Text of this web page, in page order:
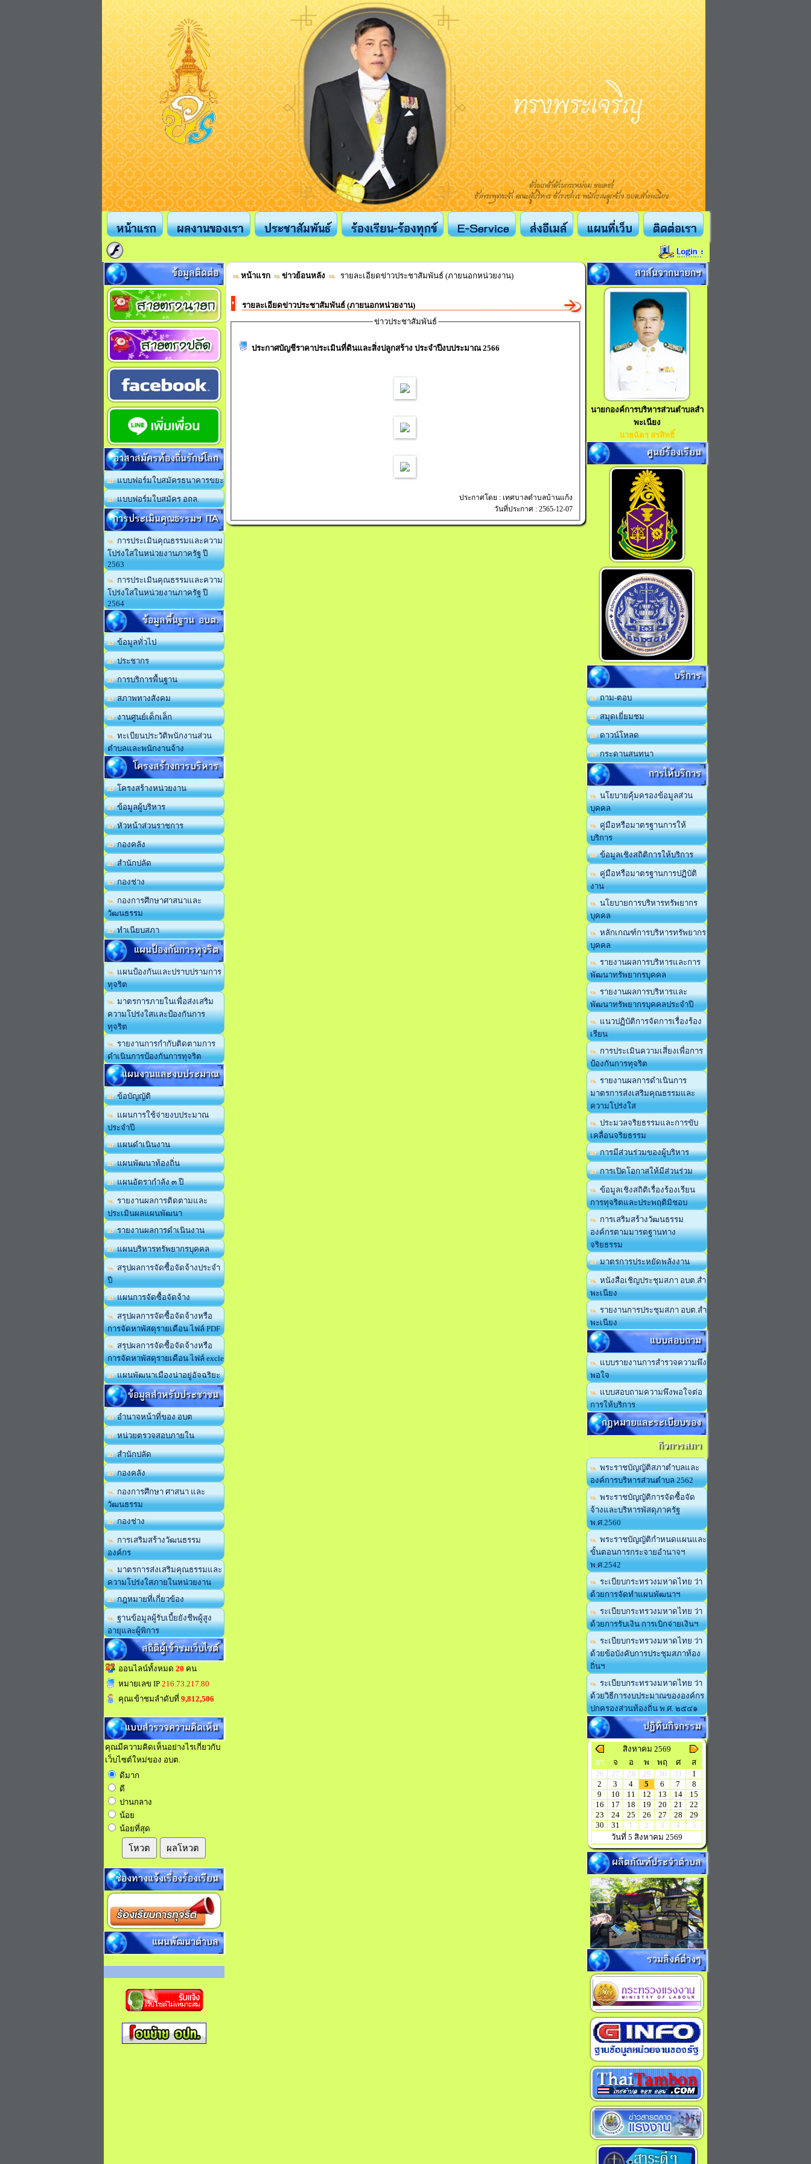
หน้าแรก ผลงานของเรา ประชาสัมพันธ์ ร้องเรียน-ร้องทุกข์ E-Service ส่งอีเมล์ แผนที่เว็บ ติดต่อเรา
ข้อมูลติดต่อ
อาสาสมัครท้องถิ่นรักษ์โลก
แบบฟอร์มใบสมัครธนาคารขยะ
แบบฟอร์มใบสมัคร อถล.
การประเมินคุณธรรมฯ ITA
การประเมินคุณธรรมและความ
โปร่งใสในหน่วยงานภาครัฐ ปี
2563
การประเมินคุณธรรมและความ
โปร่งใสในหน่วยงานภาครัฐ ปี
2564
ข้อมูลพื้นฐาน อบต.
ข้อมูลทั่วไป
ประชากร
การบริการพื้นฐาน
สภาพทางสังคม
งานศูนย์เด็กเล็ก
ทะเบียนประวัติพนักงานส่วน
ตำบลและพนักงานจ้าง
โครงสร้างการบริหาร
โครงสร้างหน่วยงาน
ข้อมูลผู้บริหาร
หัวหน้าส่วนราชการ
กองคลัง
สำนักปลัด
กองช่าง
กองการศึกษาศาสนาและ
วัฒนธรรม
ทำเนียบสภา
แผนป้องกันการทุจริต
แผนป้องกันและปราบปรามการ
ทุจริต
มาตรการภายในเพื่อส่งเสริม
ความโปร่งใสและป้องกันการ
ทุจริต
รายงานการกำกับติดตามการ
ดำเนินการป้องกันการทุจริต
แผนงานและงบประมาณ
ข้อบัญญัติ
แผนการใช้จ่ายงบประมาณ
ประจำปี
แผนดำเนินงาน
แผนพัฒนาท้องถิ่น
แผนอัตรากำลัง ๓ ปี
รายงานผลการติดตามและ
ประเมินผลแผนพัฒนา
รายงานผลการดำเนินงาน
แผนบริหารทรัพยากรบุคคล
สรุปผลการจัดซื้อจัดจ้างประจำ
ปี
แผนการจัดซื้อจัดจ้าง
สรุปผลการจัดซื้อจัดจ้างหรือ
การจัดหาพัสดุรายเดือน ไฟล์ PDF
สรุปผลการจัดซื้อจัดจ้างหรือ
การจัดหาพัสดุรายเดือน ไฟล์ excle
แผนพัฒนาเมืองน่าอยู่อัจฉริยะ
ข้อมูลสำหรับประชาชน
อำนาจหน้าที่ของ อบต
หน่วยตรวจสอบภายใน
สำนักปลัด
กองคลัง
กองการศึกษา ศาสนา และ
วัฒนธรรม
กองช่าง
การเสริมสร้างวัฒนธรรม
องค์กร
มาตรการส่งเสริมคุณธรรมและ
ความโปร่งใสภายในหน่วยงาน
กฎหมายที่เกี่ยวข้อง
ฐานข้อมูลผู้รับเบี้ยยังชีพผู้สูง
อายุและผู้พิการ
สถิติผู้เข้าชมเว็บไซต์
ออนไลน์ทั้งหมด 20 คน
หมายเลข IP 216.73.217.80
คุณเข้าชมลำดับที่ 9,812,506
แบบสำรวจความคิดเห็น
คุณมีความคิดเห็นอย่างไรเกี่ยวกับ
เว็บไซต์ใหม่ของ อบต.
ดีมาก
ดี
ปานกลาง
น้อย
น้อยที่สุด
โหวต ผลโหวต
ช่องทางแจ้งเรื่องร้องเรียน
แผนพัฒนาตำบล
หน้าแรก ข่าวย้อนหลัง รายละเอียดข่าวประชาสัมพันธ์ (ภายนอกหน่วยงาน)
รายละเอียดข่าวประชาสัมพันธ์ (ภายนอกหน่วยงาน)
ข่าวประชาสัมพันธ์
ประกาศบัญชีราคาประเมินที่ดินและสิ่งปลูกสร้าง ประจำปีงบประมาณ 2566
ประกาศโดย : เทศบาลตำบลบ้านแก้ง
วันที่ประกาศ : 2565-12-07
สาส์นจากนายกฯ
นายกองค์การบริหารส่วนตำบลสำ
พะเนียง
นายฉัตร สรสิทธิ์
ศูนย์ร้องเรียน
บริการ
ถาม-ตอบ
สมุดเยี่ยมชม
ดาวน์โหลด
กระดานสนทนา
การให้บริการ
นโยบายคุ้มครองข้อมูลส่วน
บุคคล
คู่มือหรือมาตรฐานการให้
บริการ
ข้อมูลเชิงสถิติการให้บริการ
คู่มือหรือมาตรฐานการปฏิบัติ
งาน
นโยบายการบริหารทรัพยากร
บุคคล
หลักเกณฑ์การบริหารทรัพยากร
บุคคล
รายงานผลการบริหารและการ
พัฒนาทรัพยากรบุคคล
รายงานผลการบริหารและ
พัฒนาทรัพยากรบุคคลประจำปี
แนวปฏิบัติการจัดการเรื่องร้อง
เรียน
การประเมินความเสี่ยงเพื่อการ
ป้องกันการทุจริต
รายงานผลการดำเนินการ
มาตรการส่งเสริมคุณธรรมและ
ความโปร่งใส
ประมวลจริยธรรมและการขับ
เคลื่อนจริยธรรม
การมีส่วนร่วมของผู้บริหาร
การเปิดโอกาสให้มีส่วนร่วม
ข้อมูลเชิงสถิติเรื่องร้องเรียน
การทุจริตและประพฤติมิชอบ
การเสริมสร้างวัฒนธรรม
องค์กรตามมารตฐานทาง
จริยธรรม
มาตรการประหยัดพลังงาน
หนังสือเชิญประชุมสภา อบต.สำ
พะเนียง
รายงานการประชุมสภา อบต.สำ
พะเนียง
แบบสอบถาม
แบบรายงานการสำรวจความพึง
พอใจ
แบบสอบถามความพึงพอใจต่อ
การให้บริการ
กฏหมายและระเบียบของ
กิจการสภา
พระราชบัญญัติสภาตำบลและ
องค์การบริหารส่วนตำบล 2562
พระราชบัญญัติการจัดซื้อจัด
จ้างและบริหารพัสดุภาครัฐ
พ.ศ.2560
พระราชบัญญัติกำหนดแผนและ
ขั้นตอนการกระจายอำนาจฯ
พ.ศ.2542
ระเบียบกระทรวงมหาดไทย ว่า
ด้วยการจัดทำแผนพัฒนาฯ
ระเบียบกระทรวงมหาดไทย ว่า
ด้วยการรับเงิน การเบิกจ่ายเงินฯ
ระเบียบกระทรวงมหาดไทย ว่า
ด้วยข้อบังคับการประชุมสภาท้อง
ถิ่นฯ
ระเบียบกระทรวงมหาดไทย ว่า
ด้วยวิธีการงบประมาณขององค์กร
ปกครองส่วนท้องถิ่น พ.ศ. ๒๕๔๑
ปฏิทินกิจกรรม
สิงหาคม 2569
อา
จ อ พ พฤ ศ
ส
26
27 28 29 30 31
1
2
3 4 5 6 7
8
9
10 11 12 13 14
15
16
17 18 19 20 21
22
23
24 25 26 27 28
29
30
31 1 2 3 4
5
วันที่ 5 สิงหาคม 2569
ผลิตภัณฑ์ประจำตำบล
รวมลิงค์ต่างๆ